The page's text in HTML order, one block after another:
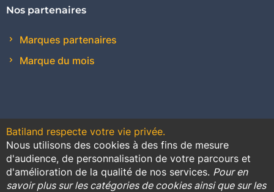
Nos partenaires
Marques partenaires
Marque du mois
Contact Conditions générales de vente
Promotions
Batiland respecte votre vie privée.
Nous utilisons des cookies à des fins de mesure
d'audience, de personnalisation de votre parcours et
d'amélioration de la qualité de nos services. Pour en
savoir plus sur les catégories de cookies ainsi que sur les